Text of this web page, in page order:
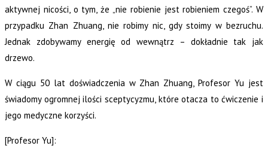
aktywnej nicości, o tym, że „nie robienie jest robieniem czegoś”. W
przypadku Zhan Zhuang, nie robimy nic, gdy stoimy w bezruchu.
Jednak zdobywamy energię od wewnątrz – dokładnie tak jak
drzewo.
W ciągu 50 lat doświadczenia w Zhan Zhuang, Profesor Yu jest
świadomy ogromnej ilości sceptycyzmu, które otacza to ćwiczenie i
jego medyczne korzyści.
[Profesor Yu]: